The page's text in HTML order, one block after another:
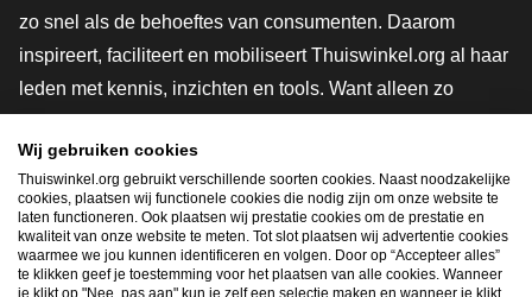
zo snel als de behoeftes van consumenten. Daarom
inspireert, faciliteert en mobiliseert Thuiswinkel.org al haar
leden met kennis, inzichten en tools. Want alleen zo
innovatievere toekomst. Dus groei ook mee en maak
shoppen slimmer.
Lid worden
Wij gebruiken cookies
Thuiswinkel.org gebruikt verschillende soorten cookies. Naast noodzakelijke
cookies, plaatsen wij functionele cookies die nodig zijn om onze website te
laten functioneren. Ook plaatsen wij prestatie cookies om de prestatie en
kwaliteit van onze website te meten. Tot slot plaatsen wij advertentie cookies
waarmee we jou kunnen identificeren en volgen. Door op “Accepteer alles”
te klikken geef je toestemming voor het plaatsen van alle cookies. Wanneer
je klikt op "Nee, pas aan" kun je zelf een selectie maken en wanneer je klikt